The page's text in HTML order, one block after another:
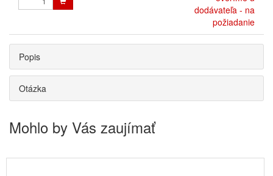
dodávateľa - na
požiadanie
Popis
Otázka
Mohlo by Vás zaujímať